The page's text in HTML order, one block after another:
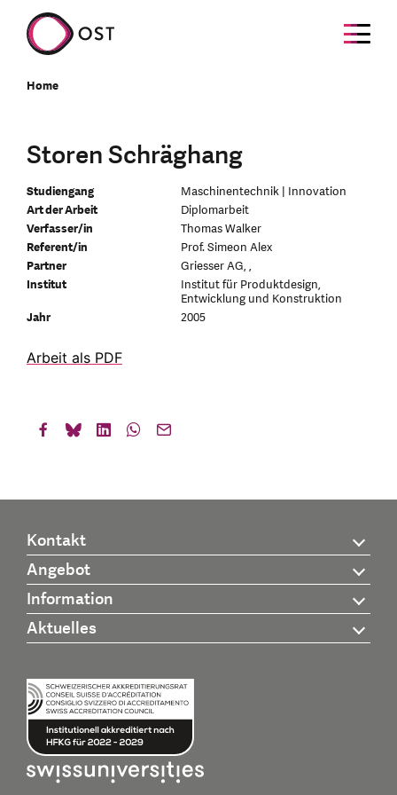
Home
Storen Schräghang
Studiengang
Maschinentechnik | Innovation
Art der Arbeit
Diplomarbeit
Verfasser/in
Thomas Walker
Referent/in
Prof. Simeon Alex
Partner
Griesser AG, ,
Institut
Institut für Produktdesign,
Entwicklung und Konstruktion
Jahr
2005
Arbeit als PDF
Kontakt
Angebot
Information
Aktuelles